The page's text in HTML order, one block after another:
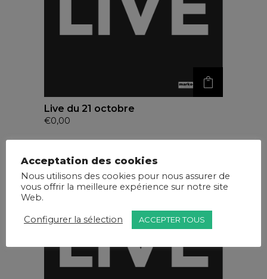
Live du 21 octobre
€0,00
Acceptation des cookies
Nous utilisons des cookies pour nous assurer de
vous offrir la meilleure expérience sur notre site
Web.
Configurer la sélection ACCEPTER TOUS